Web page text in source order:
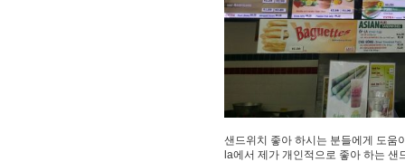
샌드위치 좋아 하시는 분들에게 도움
la에서 제가 개인적으로 좋아 하는 샌